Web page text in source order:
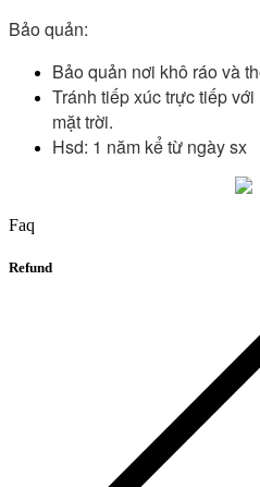
Bảo quản:
Bảo quản nơi khô ráo và
Tránh tiếp xúc trực tiếp
Hsd: 1 năm kể từ ngày sx
Faq
Refund